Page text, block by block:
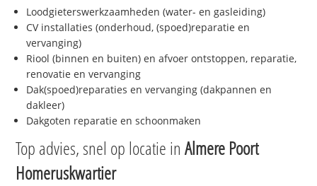
Loodgieterswerkzaamheden (water- en gasleiding)
CV installaties (onderhoud, (spoed)reparatie en
vervanging)
Riool (binnen en buiten) en afvoer ontstoppen, reparatie,
renovatie en vervanging
Dak(spoed)reparaties en vervanging (dakpannen en
dakleer)
Dakgoten reparatie en schoonmaken
Top advies, snel op locatie inAlmere Poort
Homeruskwartier